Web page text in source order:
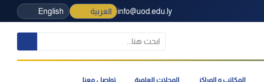
info@uod.edu.ly العربية English
المكاتب و المراكز المجلات العلمية تواصل معنا